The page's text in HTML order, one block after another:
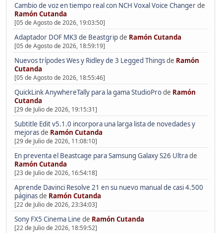
Cambio de voz en tiempo real con NCH Voxal Voice Changerde
Ramón Cutanda
[05 de Agosto de 2026, 19:03:50]
Adaptador DOF MK3 de Beastgripde Ramón Cutanda
[05 de Agosto de 2026, 18:59:19]
Nuevos trípodes Wes y Ridley de 3 Legged Thingsde Ramón
Cutanda
[05 de Agosto de 2026, 18:55:46]
QuickLink AnywhereTally para la gama StudioProde Ramón
Cutanda
[29 de Julio de 2026, 19:15:31]
Subtitle Edit v5.1.0 incorpora una larga lista de novedades y
mejorasde Ramón Cutanda
[29 de Julio de 2026, 11:08:10]
En preventa el Beastcage para Samsung Galaxy S26 Ultrade
Ramón Cutanda
[23 de Julio de 2026, 16:54:18]
Aprende Davinci Resolve 21 en su nuevo manual de casi 4.500
páginasde Ramón Cutanda
[22 de Julio de 2026, 23:34:03]
Sony FX5 Cinema Line de Ramón Cutanda
[22 de Julio de 2026, 18:59:52]